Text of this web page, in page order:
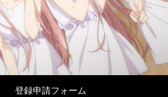
登録申請フォーム